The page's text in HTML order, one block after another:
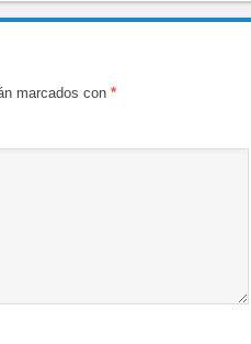
marcados con *